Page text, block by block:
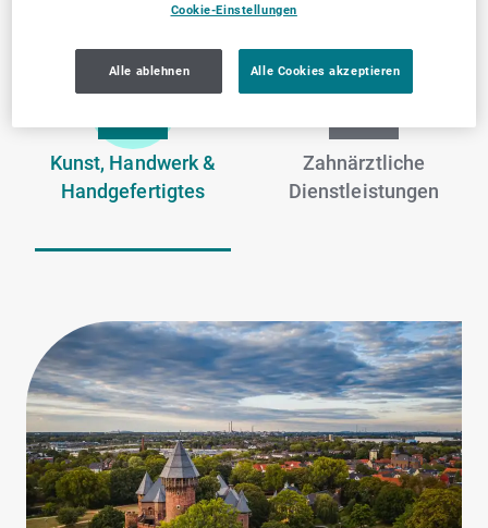
Kunst, Handwerk &
Handgefertigtes
Zahnärztliche
Dienstleistungen
Cookie-Einstellungen
Alle ablehnen Alle Cookies akzeptieren